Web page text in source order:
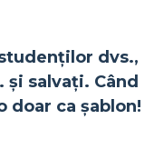
dvs.,
salvați. Când
doar ca șablon!